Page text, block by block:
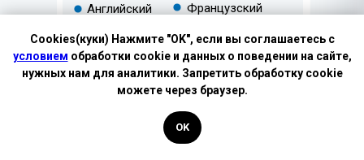
Cookies(куки) Нажмите "OK", если вы соглашаетесь с
условием обработки cookie и данных о поведении на сайте,
нужных нам для аналитики. Запретить обработку cookie
можете через браузер.
OK
Английский
Китайский;
Французский
Чешский
Итальянский;
Японский
И ещё более
40 языков мира